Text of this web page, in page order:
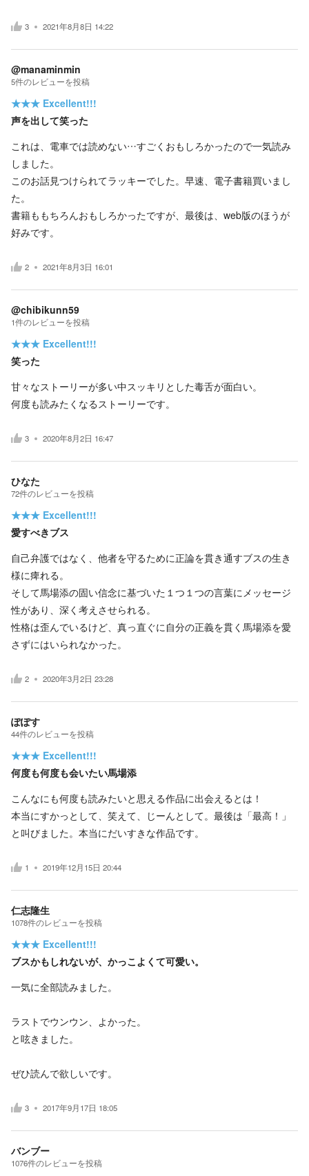
3 2021年8月8日 14:22
@manaminmin
5件のレビューを投稿
★★★ Excellent!!!
声を出して笑った
これは、電車では読めない…すごくおもしろかったので一気読み
しました。
このお話見つけられてラッキーでした。早速、電子書籍買いまし
た。
書籍ももちろんおもしろかったですが、最後は、web版のほうが
好みです。
2 2021年8月3日 16:01
@chibikunn59
1件のレビューを投稿
★★★ Excellent!!!
笑った
甘々なストーリーが多い中スッキリとした毒舌が面白い。
何度も読みたくなるストーリーです。
3 2020年8月2日 16:47
ひなた
72件のレビューを投稿
★★★ Excellent!!!
愛すべきブス
自己弁護ではなく、他者を守るために正論を貫き通すブスの生き
様に痺れる。
そして馬場添の固い信念に基づいた１つ１つの言葉にメッセージ
性があり、深く考えさせられる。
性格は歪んでいるけど、真っ直ぐに自分の正義を貫く馬場添を愛
さずにはいられなかった。
2 2020年3月2日 23:28
ぽぽす
44件のレビューを投稿
★★★ Excellent!!!
何度も何度も会いたい馬場添
こんなにも何度も読みたいと思える作品に出会えるとは！
本当にすかっとして、笑えて、じーんとして。最後は「最高！」
と叫びました。本当にだいすきな作品です。
1 2019年12月15日 20:44
仁志隆生
1078件のレビューを投稿
★★★ Excellent!!!
ブスかもしれないが、かっこよくて可愛い。
一気に全部読みました。
ラストでウンウン、よかった。
と呟きました。
ぜひ読んで欲しいです。
3 2017年9月17日 18:05
バンブー
1076件のレビューを投稿